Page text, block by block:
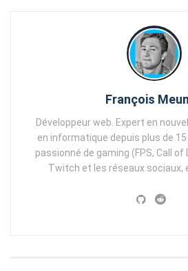
François
Développeur web. Expert en
en informatique depuis plus de
passionné de gaming (FPS, Call
Twitch et les réseaux sociaux,